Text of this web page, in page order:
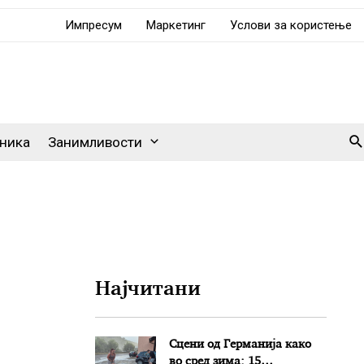
Импресум Маркетинг Услови за користење
Занимливости
Најчитани
Сцени од Германија како
во сред зима: 15